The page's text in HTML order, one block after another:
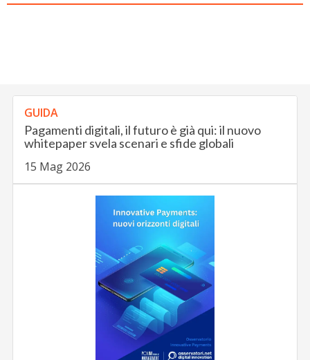
GUIDA
Pagamenti digitali, il futuro è già qui: il nuovo
whitepaper svela scenari e sfide globali
15 Mag 2026